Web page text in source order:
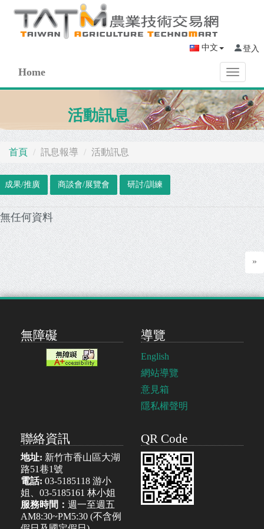
中文 登入
Toggle
Home
活動訊息
首頁 訊息報導 活動訊息
成果/推廣 商談會/展覽會 研討/訓練
無任何資料
»
無障礙 導覽
English
網站導覽
意見箱
隱私權聲明
聯絡資訊
地址: 新竹市香山區大湖
路51巷1號
電話: 03-5185118 游小
姐、03-5185161 林小姐
服務時間： 週一至週五
AM8:30~PM5:30 (不含例
QR Code